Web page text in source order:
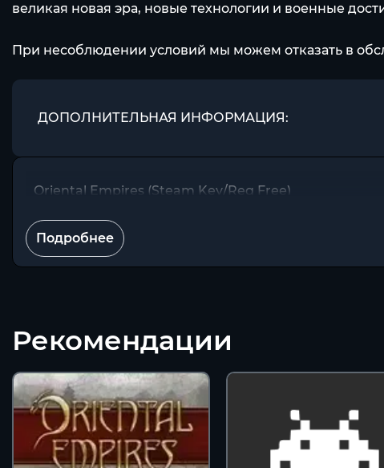
великая новая эра, новые технологии и военные
При несоблюдении условий мы можем отказать в
ДОПОЛНИТЕЛЬНАЯ ИНФОРМАЦИЯ:
Oriental Empires (Steam Key/Reg Free)
Подробнее
Рекомендации